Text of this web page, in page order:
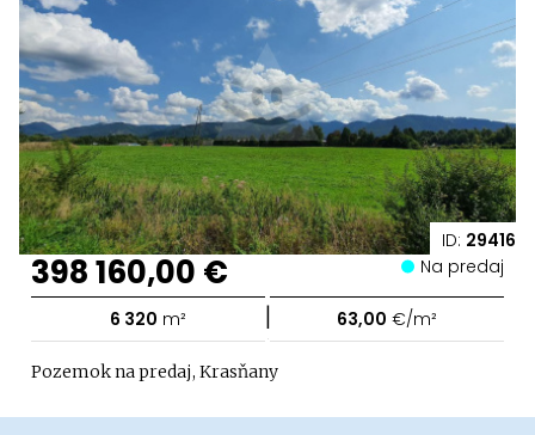
ID: 29416
398 160,00 € Na predaj
6 320 m² | 63,00 €/m²
Pozemok na predaj, Krasňany